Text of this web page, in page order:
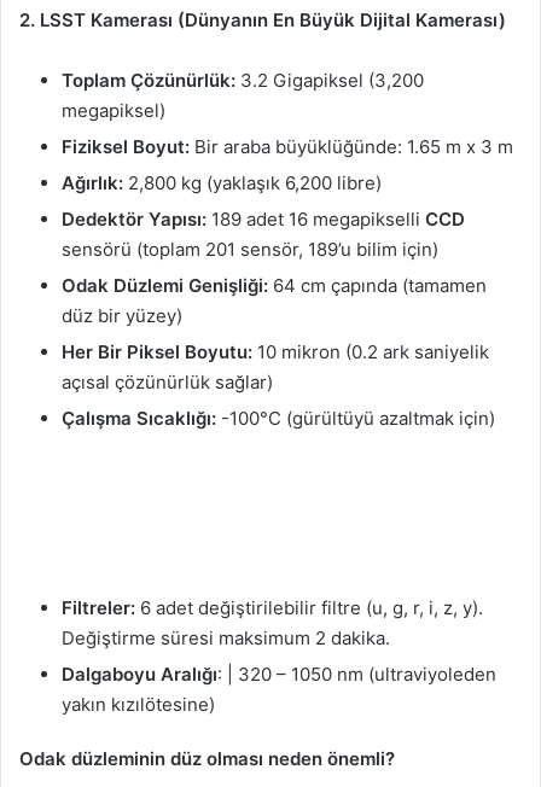
2. LSST Kamerası (Dünyanın En Büyük Dijital Kamerası)
Toplam Çözünürlük: 3.2 Gigapiksel (3,200
megapiksel)
Fiziksel Boyut: Bir araba büyüklüğünde: 1.65 m x 3 m
Ağırlık: 2,800 kg (yaklaşık 6,200 libre)
Dedektör Yapısı: 189 adet 16 megapikselli CCD
sensörü (toplam 201 sensör, 189’u bilim için)
Odak Düzlemi Genişliği: 64 cm çapında (tamamen
düz bir yüzey)
Her Bir Piksel Boyutu: 10 mikron (0.2 ark saniyelik
açısal çözünürlük sağlar)
Çalışma Sıcaklığı: -100°C (gürültüyü azaltmak için)
Filtreler: 6 adet değiştirilebilir filtre (u, g, r, i, z, y).
Değiştirme süresi maksimum 2 dakika.
Dalgaboyu Aralığı: | 320 – 1050 nm (ultraviyoleden
yakın kızılötesine)
Odak düzleminin düz olması neden önemli?